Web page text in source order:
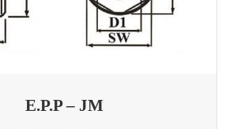
E.P.P – JM